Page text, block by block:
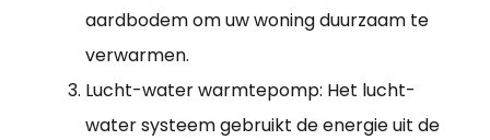
aardbodem om uw woning duurzaam te
verwarmen.
Lucht-water warmtepomp: Het lucht-
water systeem gebruikt de energie uit de